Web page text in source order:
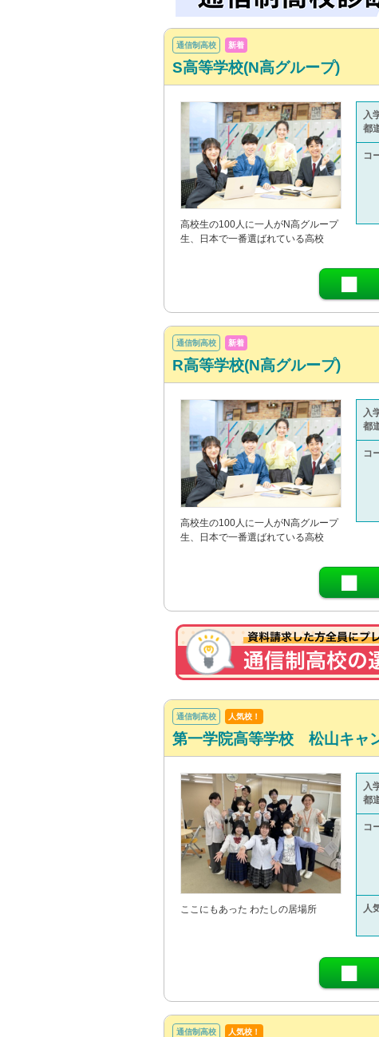
通信制高校 新着
S高等学校(N高グループ)
高校生の100人に一人がN高グループ
生、日本で一番選ばれている高校
入
都
コ
通信制高校 新着
R高等学校(N高グループ)
高校生の100人に一人がN高グループ
生、日本で一番選ばれている高校
入
都
コ
通信制高校 人気校！
第一学院高等学校 松山キャ
ここにもあった わたしの居場所
入
都
コ
人
通信制高校 人気校！